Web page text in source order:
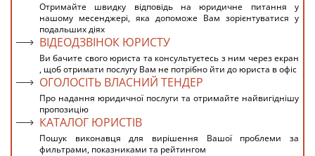
Отримайте швидку відповідь на юридичне питання у
нашому месенджері, яка допоможе Вам зорієнтуватися у
подальших діях
ВІДЕОДЗВІНОК ЮРИСТУ
Ви бачите свого юриста та консультуєтесь з ним через екран
, щоб отримати послугу Вам не потрібно йти до юриста в офіс
ОГОЛОСІТЬ ВЛАСНИЙ ТЕНДЕР
Про надання юридичної послуги та отримайте найвигіднішу
пропозицію
КАТАЛОГ ЮРИСТІВ
Пошук виконавця для вирішення Вашої проблеми за
фильтрами, показниками та рейтингом